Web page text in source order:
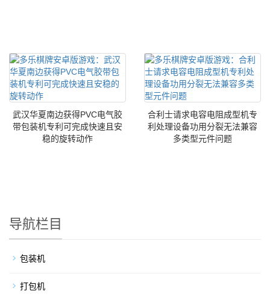
武汉华夏南边获得PVC电气胶
带包装机专利可完成快速且安
稳的旋转动作
合利士请求电容电阻成型机专
利处理设备功用分裂无法兼容
多类型元件问题
导航栏目
包装机
打包机